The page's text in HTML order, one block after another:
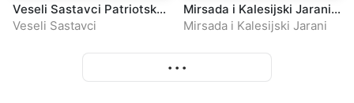
Veseli Sastavci Patriotske
Pjesme
Veseli Sastavci
Mirsada i Kalesijski Jarani
Patriotske Pjesme
Mirsada i Kalesijski Jarani
• • •More